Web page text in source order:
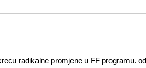
radikalne promjene u FF programu.